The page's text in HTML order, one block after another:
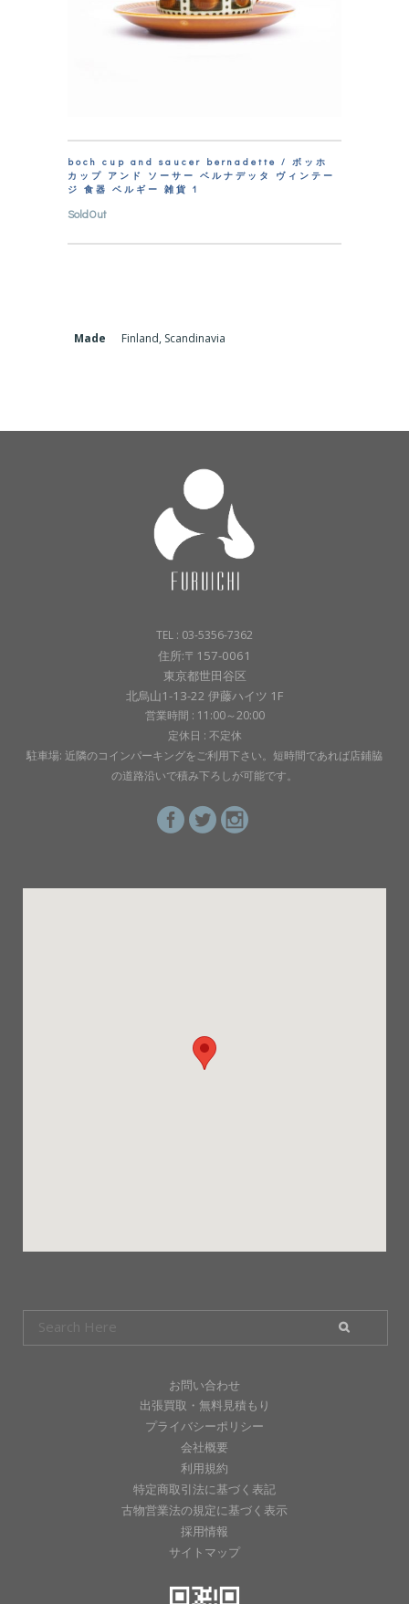
boch cup and saucer bernadette / ボッホ
カップ アンド ソーサー ベルナデッタ ヴィンテー
ジ 食器 ベルギー 雑貨 1
SoldOut
Made Finland, Scandinavia
TEL : 03-5356-7362
住所:〒157-0061
東京都世田谷区
北烏山1-13-22 伊藤ハイツ 1F
営業時間 : 11:00～20:00
定休日 : 不定休
駐車場: 近隣のコインパーキングをご利用下さい。短時間であれば店鋪脇
の道路沿いで積み下ろしが可能です。
お問い合わせ
出張買取・無料見積もり
プライバシーポリシー
会社概要
利用規約
特定商取引法に基づく表記
古物営業法の規定に基づく表示
採用情報
サイトマップ